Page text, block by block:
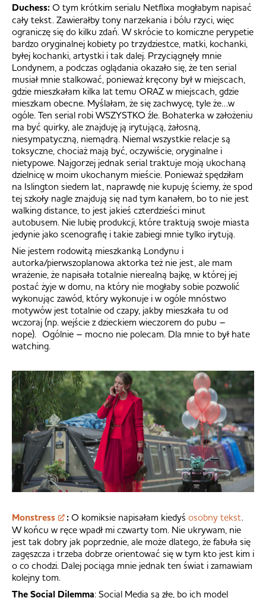
Duchess: O tym krótkim serialu Netflixa mogłabym napisać
cały tekst. Zawierałby tony narzekania i bólu rzyci, więc
ograniczę się do kilku zdań. W skrócie to komiczne perypetie
bardzo oryginalnej kobiety po trzydziestce, matki, kochanki,
byłej kochanki, artystki i tak dalej. Przyciągnęły mnie
Londynem, a podczas oglądania okazało się, że ten serial
musiał mnie stalkować, ponieważ kręcony był w miejscach,
gdzie mieszkałam kilka lat temu ORAZ w miejscach, gdzie
mieszkam obecne. Myślałam, że się zachwycę, tyle że…w
ogóle. Ten serial robi WSZYSTKO źle. Bohaterka w założeniu
ma być quirky, ale znajduję ją irytującą, żałosną,
niesympatyczną, niemądrą. Niemal wszystkie relacje są
toksyczne, chociaż mają być, oczywiście, oryginalne i
nietypowe. Najgorzej jednak serial traktuje moją ukochaną
dzielnicę w moim ukochanym mieście. Ponieważ spędziłam
na Islington siedem lat, naprawdę nie kupuję ściemy, że spod
tej szkoły nagle znajdują się nad tym kanałem, bo to nie jest
walking distance, to jest jakieś czterdzieści minut
autobusem. Nie lubię produkcji, które traktują swoje miasta
jedynie jako scenografię i takie zabiegi mnie tylko irytują.
Nie jestem rodowitą mieszkanką Londynu i
autorka/pierwszoplanowa aktorka też nie jest, ale mam
wrażenie, że napisała totalnie nierealną bajkę, w której jej
postać żyje w domu, na który nie mogłaby sobie pozwolić
wykonując zawód, który wykonuje i w ogóle mnóstwo
motywów jest totalnie od czapy, jakby mieszkała tu od
wczoraj (np. wejście z dzieckiem wieczorem do pubu –
nope). Ogólnie – mocno nie polecam. Dla mnie to był hate
watching.
Monstress : O komiksie napisałam kiedyśosobny tekst.
W końcu w ręce wpadł mi czwarty tom. Nie ukrywam, nie
jest tak dobry jak poprzednie, ale może dlatego, że fabuła się
zagęszcza i trzeba dobrze orientować się w tym kto jest kim i
o co chodzi. Dalej pociąga mnie jednak ten świat i zamawiam
kolejny tom.
The Social Dilemma: Social Media są złe, bo ich model